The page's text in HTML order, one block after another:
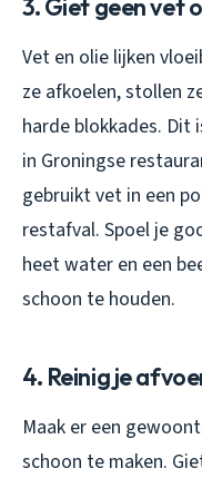
3. Giet geen vet
Vet en olie lijken
ze afkoelen, stollen
harde blokkades. Dit
in Groningse
gebruikt vet in een
restafval. Spoel je
heet water en een
schoon te houden.
4. Reinig je
Maak er een
schoon te maken.